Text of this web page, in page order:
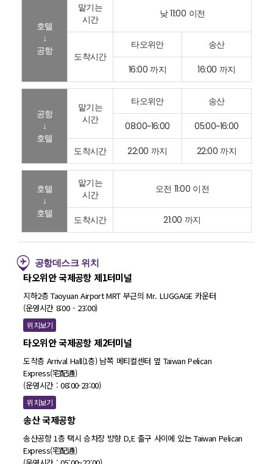
호텔
↓
공항
맡기는
시간
낮 11:00 이전
도착시간
타오위안 송산
16:00 까지 16:00 까지
공항
↓
호텔
맡기는
시간
타오위안 송산
08:00~16:00 05:00~16:00
도착시간 22:00 까지 22:00 까지
호텔
↓
호텔
맡기는
시간
오전 11:00 이전
도착시간 21:00 까지
공항데스크 위치
타오위안 국제공항 제1터미널
지하2층 Taoyuan Airport MRT 부근의 Mr. LUGGAGE 카운터
(운영시간 8:00 - 23:00)
위치보기
타오위안 국제공항 제2터미널
도착층 Arrival Hall(1층) 남쪽 메티컬센터 옆 Taiwan Pelican
Express(宅配通)
(운영시간 : 08:00-23:00)
위치보기
송산 국제공항
송산공항 1층 택시 승차장 방향 D,E 출구 사이에 있는 Taiwan Pelican
Express(宅配通)